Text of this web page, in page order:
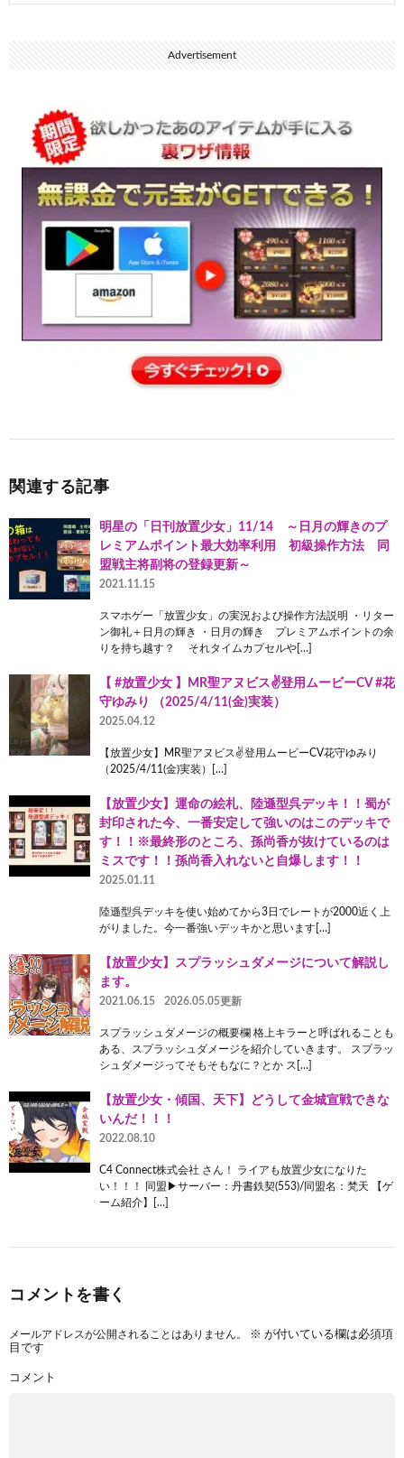
Advertisement
関連する記事
明星の「日刊放置少女」11/14 ～日月の輝きのプ
レミアムポイント最大効率利用 初級操作方法 同
盟戦主将副将の登録更新～
2021.11.15
スマホゲー「放置少女」の実況および操作方法説明 ・リター
ン御礼＋日月の輝き ・日月の輝き プレミアムポイントの余
りを持ち越す？ それタイムカプセルや[…]
【 #放置少女 】MR聖アヌビス✌️登用ムービーCV #花
守ゆみり （2025/4/11(金)実装）
2025.04.12
【放置少女】MR聖アヌビス✌️登用ムービーCV花守ゆみり
（2025/4/11(金)実装）[…]
【放置少女】運命の絵札、陸遜型呉デッキ！！蜀が
封印された今、一番安定して強いのはこのデッキで
す！！※最終形のところ、孫尚香が抜けているのは
ミスです！！孫尚香入れないと自爆します！！
2025.01.11
陸遜型呉デッキを使い始めてから3日でレートが2000近く上
がりました。今一番強いデッキかと思います[…]
【放置少女】スプラッシュダメージについて解説し
ます。
2021.06.15 2026.05.05更新
スプラッシュダメージの概要欄 格上キラーと呼ばれることも
ある、スプラッシュダメージを紹介していきます。 スプラッ
シュダメージってそもそもなに？とか ス[…]
【放置少女・傾国、天下】どうして金城宣戦できな
いんだ！！！
2022.08.10
C4 Connect株式会社 さん！ ライアも放置少女になりた
い！！！ 同盟▶サーバー：丹書鉄契(553)/同盟名：梵天 【ゲ
ーム紹介】[…]
コメントを書く
メールアドレスが公開されることはありません。 ※ が付いている欄は必須項
目です
コメント